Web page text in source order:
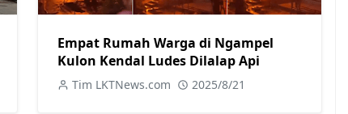
Empat Rumah Warga di Ngampel
Kulon Kendal Ludes Dilalap Api
Tim LKTNews.com 2025/8/21